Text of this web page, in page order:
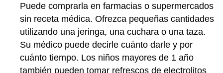
Puede comprarla en farmacias o supermercados
sin receta médica. Ofrezca pequeñas cantidades
utilizando una jeringa, una cuchara o una taza.
Su médico puede decirle cuánto darle y por
cuánto tiempo. Los niños mayores de 1 año
también pueden tomar refrescos de electrolitos